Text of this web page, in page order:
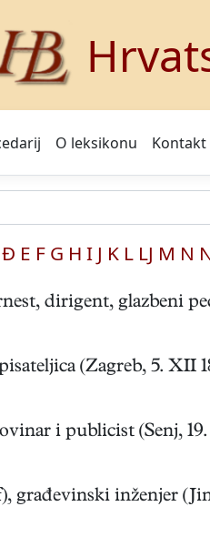
O leksikonu Kontakt
Đ E F G H I J K L LJ M N
dirigent, glazbeni
(Zagreb, 5. XII
i publicist (Senj, 19.
građevinski inženjer